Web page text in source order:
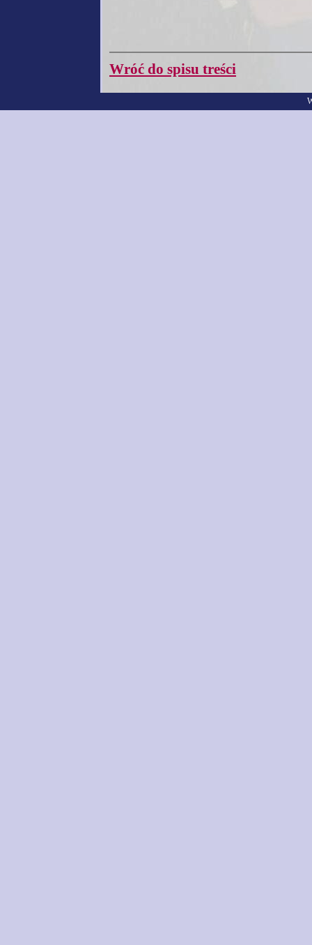
Wróć do spisu treści